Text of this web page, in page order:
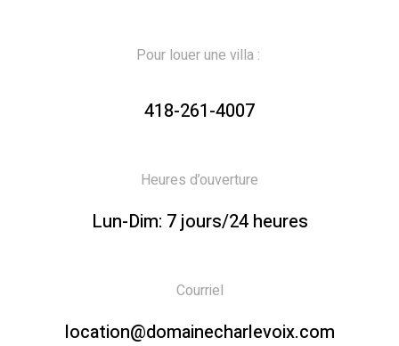
Pour louer une villa :
418-261-4007
Heures d’ouverture
Lun-Dim: 7 jours/24 heures
Courriel
location@domainecharlevoix.com